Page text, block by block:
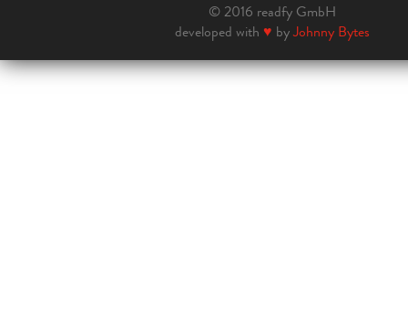
© 2016 readfy GmbH
developed with ♥ byJohnny Bytes